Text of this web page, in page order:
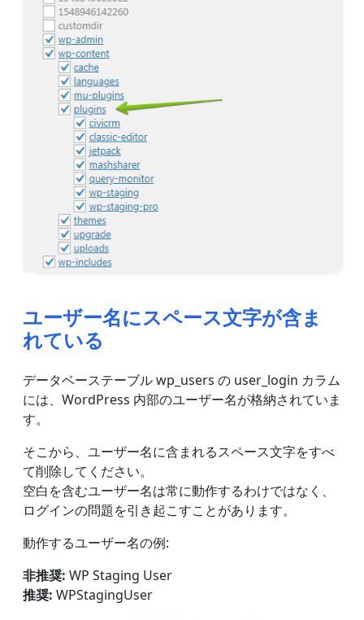
ユーザー名にスペース文字が含ま
れている
データベーステーブル wp_users の user_login カラム
には、WordPress 内部のユーザー名が格納されていま
す。
そこから、ユーザー名に含まれるスペース文字をすべ
て削除してください。
空白を含むユーザー名は常に動作するわけではなく、
ログインの問題を引き起こすことがあります。
動作するユーザー名の例:
非推奨: WP Staging User
推奨: WPStagingUser